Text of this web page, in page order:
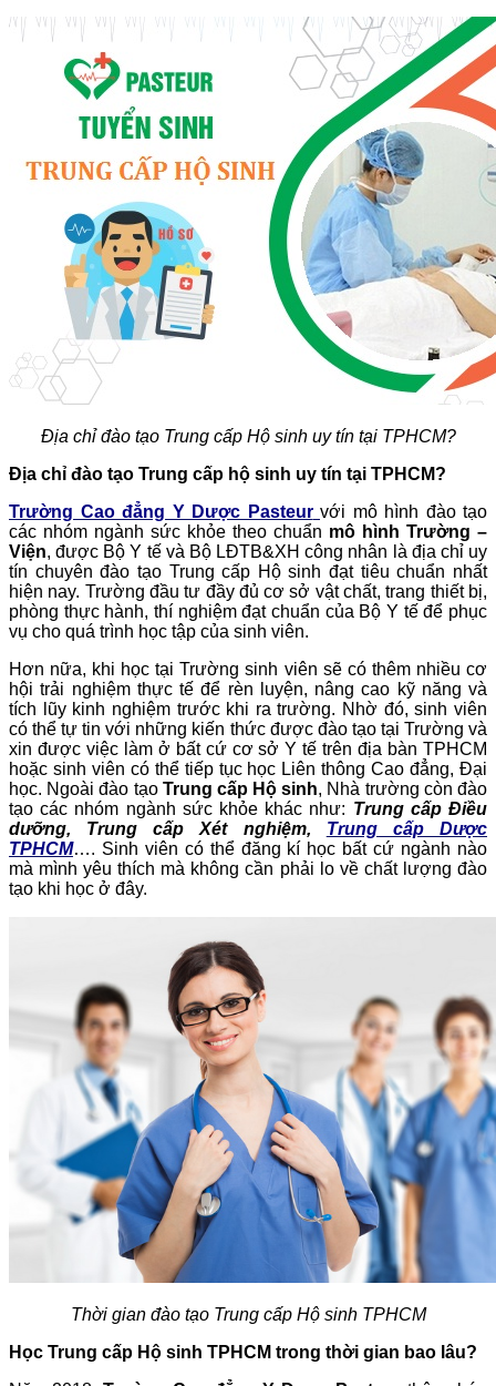
Địa chỉ đào tạo Trung cấp Hộ sinh uy tín tại TPHCM?
Địa chỉ đào tạo Trung cấp hộ sinh uy tín tại TPHCM?
Trường Cao đẳng Y Dược Pasteur với mô hình đào tạo
các nhóm ngành sức khỏe theo chuẩn mô hình Trường –
Viện, được Bộ Y tế và Bộ LĐTB&XH công nhân là địa chỉ uy
tín chuyên đào tạo Trung cấp Hộ sinh đạt tiêu chuẩn nhất
hiện nay. Trường đầu tư đầy đủ cơ sở vật chất, trang thiết bị,
phòng thực hành, thí nghiệm đạt chuẩn của Bộ Y tế để phục
vụ cho quá trình học tập của sinh viên.
Hơn nữa, khi học tại Trường sinh viên sẽ có thêm nhiều cơ
hội trải nghiệm thực tế để rèn luyện, nâng cao kỹ năng và
tích lũy kinh nghiệm trước khi ra trường. Nhờ đó, sinh viên
có thể tự tin với những kiến thức được đào tạo tại Trường và
xin được việc làm ở bất cứ cơ sở Y tế trên địa bàn TPHCM
hoặc sinh viên có thể tiếp tục học Liên thông Cao đẳng, Đại
học. Ngoài đào tạo Trung cấp Hộ sinh, Nhà trường còn đào
tạo các nhóm ngành sức khỏe khác như: Trung cấp Điều
dưỡng, Trung cấp Xét nghiệm, Trung cấp Dược
TPHCM…. Sinh viên có thể đăng kí học bất cứ ngành nào
mà mình yêu thích mà không cần phải lo về chất lượng đào
tạo khi học ở đây.
Thời gian đào tạo Trung cấp Hộ sinh TPHCM
Học Trung cấp Hộ sinh TPHCM trong thời gian bao lâu?